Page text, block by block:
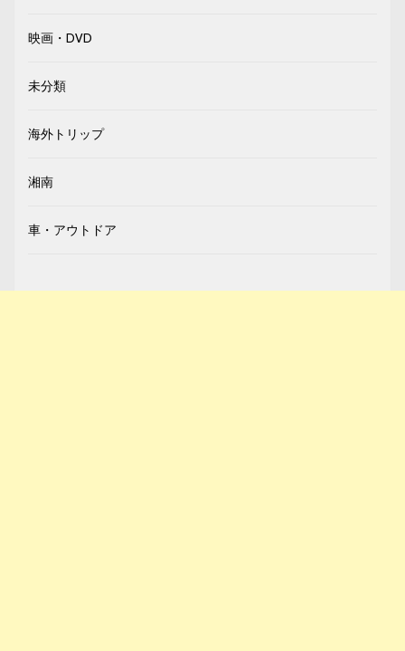
映画・DVD
未分類
海外トリップ
湘南
車・アウトドア